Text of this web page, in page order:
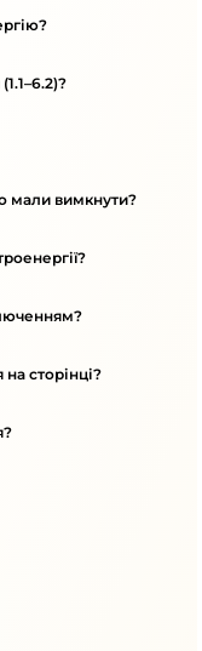
мали вимкнути?
сторінці?